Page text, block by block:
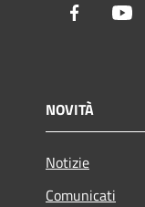
Facebook
NOVITÀ
Notizie
Comunicati